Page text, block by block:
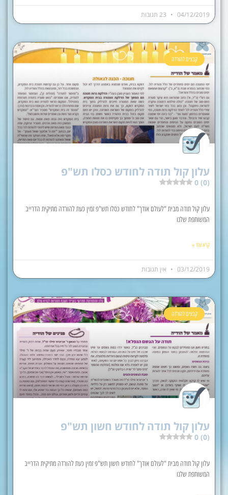
04/12/2019
קבצים להורדה
עלון קול תודה לחודש כסלו תש"פ
0 (0)
עלון קול תודה מבית "לעולם אודך" לחודש כסלו תש"פ זמין כעת להורדה מתיקית הדרייב
המשותפת שלנו
קרא עוד »
03/12/2019 אין תגובות
קבצים להורדה
עלון קול תודה לחודש חשון תש"פ
0 (0)
עלון קול תודה מבית "לעולם אודך" לחודש חשון תש"פ זמין כעת להורדה מתיקית הדרייב
המשותפת שלנו